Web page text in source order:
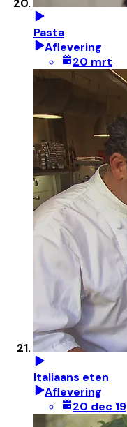
Pasta
Aflevering
20 mrt
Italiaans eten
Aflevering
20 dec 19